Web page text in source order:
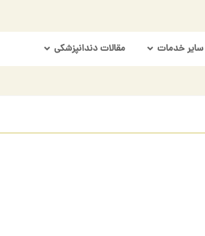
سایر خدمات مقالات دندانپزشکی